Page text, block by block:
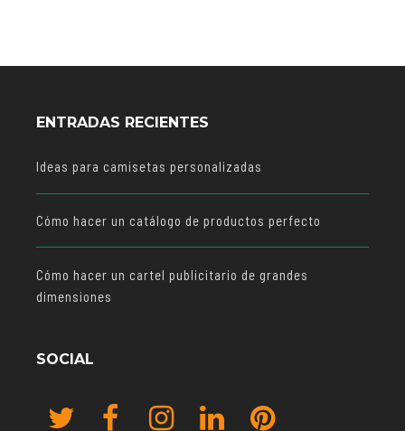
ENTRADAS RECIENTES
Ideas para camisetas personalizadas
Cómo hacer un catálogo de productos perfecto
Cómo hacer un cartel publicitario de grandes
dimensiones
SOCIAL